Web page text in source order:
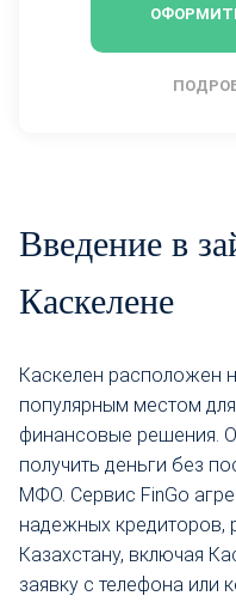
Введение в
Каскелене
Каскелен расположен
популярным местом
финансовые решения.
получить деньги без
МФО. Сервис FinGo
надежных
Казахстану, включая
заявку с телефона или